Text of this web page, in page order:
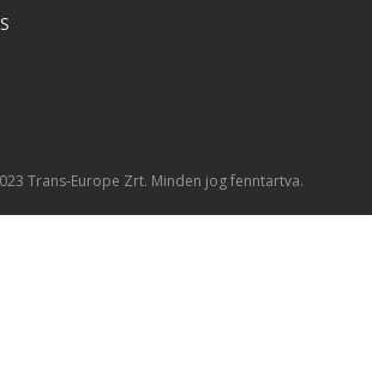
Trans-Europe Zrt. Minden jog fenntartva.